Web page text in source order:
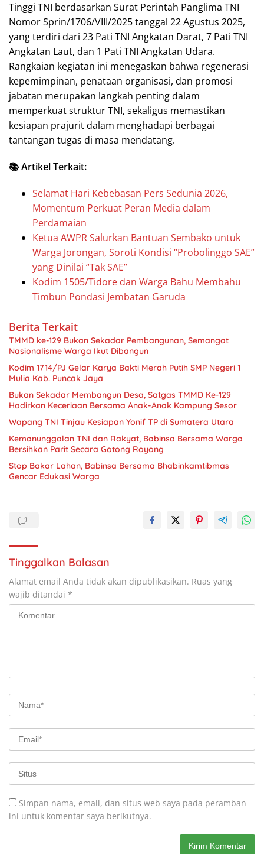
Tinggi TNI berdasarkan Surat Perintah Panglima TNI
Nomor Sprin/1706/VIII/2025 tanggal 22 Agustus 2025,
yang terdiri dari 23 Pati TNI Angkatan Darat, 7 Pati TNI
Angkatan Laut, dan 1 Pati TNI Angkatan Udara.
Rangkaian kegiatan ini menegaskan bahwa regenerasi
kepemimpinan, penataan organisasi, dan promosi
jabatan merupakan langkah penting dalam
memperkuat struktur TNI, sekaligus memastikan
kesiapan prajurit dalam menghadapi berbagai
tantangan tugas di masa mendatang.
📚 Artikel Terkait:
Selamat Hari Kebebasan Pers Sedunia 2026,
Momentum Perkuat Peran Media dalam
Perdamaian
Ketua AWPR Salurkan Bantuan Sembako untuk
Warga Jorongan, Soroti Kondisi “Probolinggo SAE”
yang Dinilai “Tak SAE”
Kodim 1505/Tidore dan Warga Bahu Membahu
Timbun Pondasi Jembatan Garuda
Berita Terkait
TMMD ke-129 Bukan Sekadar Pembangunan, Semangat
Nasionalisme Warga Ikut Dibangun
Kodim 1714/PJ Gelar Karya Bakti Merah Putih SMP Negeri 1
Mulia Kab. Puncak Jaya
Bukan Sekadar Membangun Desa, Satgas TMMD Ke-129
Hadirkan Keceriaan Bersama Anak-Anak Kampung Sesor
Wapang TNI Tinjau Kesiapan Yonif TP di Sumatera Utara
Kemanunggalan TNI dan Rakyat, Babinsa Bersama Warga
Bersihkan Parit Secara Gotong Royong
Stop Bakar Lahan, Babinsa Bersama Bhabinkamtibmas
Gencar Edukasi Warga
Tinggalkan Balasan
Alamat email Anda tidak akan dipublikasikan. Ruas yang
wajib ditandai *
Simpan nama, email, dan situs web saya pada peramban
ini untuk komentar saya berikutnya.